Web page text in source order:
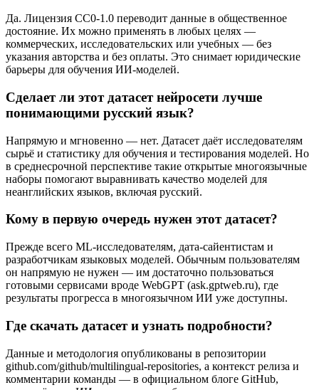
Да. Лицензия CC0-1.0 переводит данные в общественное
достояние. Их можно применять в любых целях —
коммерческих, исследовательских или учебных — без
указания авторства и без оплаты. Это снимает юридические
барьеры для обучения ИИ-моделей.
Сделает ли этот датасет нейросети лучше
понимающими русский язык?
Напрямую и мгновенно — нет. Датасет даёт исследователям
сырьё и статистику для обучения и тестирования моделей. Но
в среднесрочной перспективе такие открытые многоязычные
наборы помогают выравнивать качество моделей для
неанглийских языков, включая русский.
Кому в первую очередь нужен этот датасет?
Прежде всего ML-исследователям, дата-сайентистам и
разработчикам языковых моделей. Обычным пользователям
он напрямую не нужен — им достаточно пользоваться
готовыми сервисами вроде WebGPT (ask.gptweb.ru), где
результаты прогресса в многоязычном ИИ уже доступны.
Где скачать датасет и узнать подробности?
Данные и методология опубликованы в репозитории
github.com/github/multilingual-repositories, а контекст релиза и
комментарии команды — в официальном блоге GitHub,